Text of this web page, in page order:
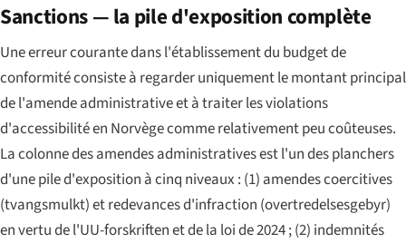
Sanctions — la pile d'exposition complète
Une erreur courante dans l'établissement du budget de
conformité consiste à regarder uniquement le montant principal
de l'amende administrative et à traiter les violations
d'accessibilité en Norvège comme relativement peu coûteuses.
La colonne des amendes administratives est l'un des planchers
d'une pile d'exposition à cinq niveaux : (1) amendes coercitives
(tvangsmulkt) et redevances d'infraction (overtredelsesgebyr)
en vertu de l'UU-forskriften et de la loi de 2024 ; (2) indemnités